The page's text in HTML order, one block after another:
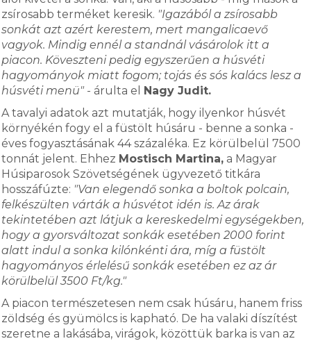
zsírosabb terméket keresik. "Igazából a zsírosabb
sonkát azt azért kerestem, mert mangalicaevő
vagyok. Mindig ennél a standnál vásárolok itt a
piacon. Köveszteni pedig egyszerűen a húsvéti
hagyományok miatt fogom; tojás és sós kalács lesz a
húsvéti menü" - árulta el Nagy Judit.
A tavalyi adatok azt mutatják, hogy ilyenkor húsvét
környékén fogy el a füstölt húsáru - benne a sonka -
éves fogyasztásának 44 százaléka. Ez körülbelül 7500
tonnát jelent. Ehhez Mostisch Martina, a Magyar
Húsiparosok Szövetségének ügyvezető titkára
hosszáfúzte: "Van elegendő sonka a boltok polcain,
felkészülten várták a húsvétot idén is. Az árak
tekintetében azt látjuk a kereskedelmi egységekben,
hogy a gyorsváltozat sonkák esetében 2000 forint
alatt indul a sonka kilónkénti ára, míg a füstölt
hagyományos érlelésű sonkák esetében ez az ár
körülbelül 3500 Ft/kg."
A piacon természetesen nem csak húsáru, hanem friss
zöldség és gyümölcs is kapható. De ha valaki díszítést
szeretne a lakásába, virágok, közöttük barka is van az